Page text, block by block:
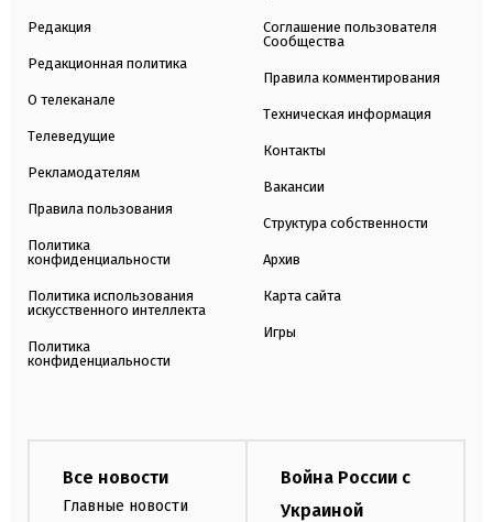
Редакция
Редакционная политика
О телеканале
Телеведущие
Рекламодателям
Правила пользования
Политика
конфиденциальности
Политика использования
искусственного интеллекта
Политика
конфиденциальности
Соглашение пользователя
Сообщества
Правила комментирования
Техническая информация
Контакты
Вакансии
Структура собственности
Архив
Карта сайта
Игры
Все новости
Главные новости
Война России с
Украиной